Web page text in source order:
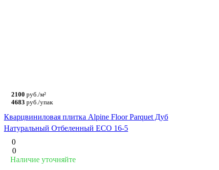
2100 руб./м²
4683 руб./упак
Кварцвиниловая плитка Alpine Floor Parquet Дуб
Натуральный Отбеленный ECO 16-5
0
0
Наличие уточняйте